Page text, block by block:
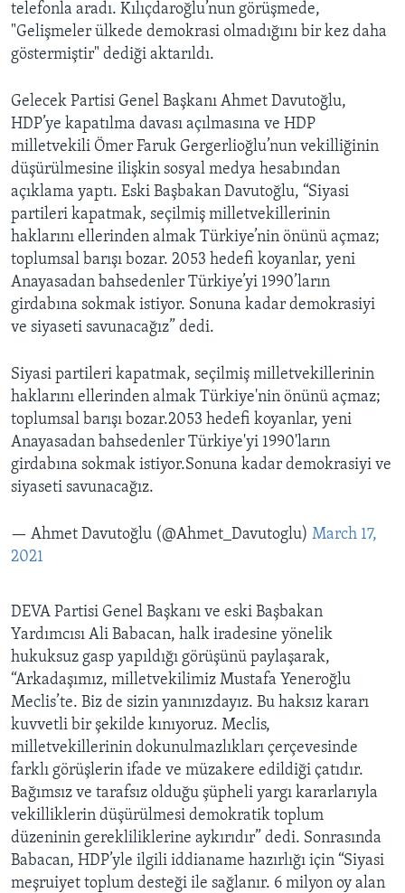
telefonla aradı. Kılıçdaroğlu’nun görüşmede,
"Gelişmeler ülkede demokrasi olmadığını bir kez daha
göstermiştir" dediği aktarıldı.
Gelecek Partisi Genel Başkanı Ahmet Davutoğlu,
HDP’ye kapatılma davası açılmasına ve HDP
milletvekili Ömer Faruk Gergerlioğlu’nun vekilliğinin
düşürülmesine ilişkin sosyal medya hesabından
açıklama yaptı. Eski Başbakan Davutoğlu, “Siyasi
partileri kapatmak, seçilmiş milletvekillerinin
haklarını ellerinden almak Türkiye’nin önünü açmaz;
toplumsal barışı bozar. 2053 hedefi koyanlar, yeni
Anayasadan bahsedenler Türkiye’yi 1990’ların
girdabına sokmak istiyor. Sonuna kadar demokrasiyi
ve siyaseti savunacağız” dedi.
Siyasi partileri kapatmak, seçilmiş milletvekillerinin
haklarını ellerinden almak Türkiye'nin önünü açmaz;
toplumsal barışı bozar.2053 hedefi koyanlar, yeni
Anayasadan bahsedenler Türkiye'yi 1990'ların
girdabına sokmak istiyor.Sonuna kadar demokrasiyi ve
siyaseti savunacağız.
— Ahmet Davutoğlu (@Ahmet_Davutoglu) March 17,
2021
DEVA Partisi Genel Başkanı ve eski Başbakan
Yardımcısı Ali Babacan, halk iradesine yönelik
hukuksuz gasp yapıldığı görüşünü paylaşarak,
“Arkadaşımız, milletvekilimiz Mustafa Yeneroğlu
Meclis’te. Biz de sizin yanınızdayız. Bu haksız kararı
kuvvetli bir şekilde kınıyoruz. Meclis,
milletvekillerinin dokunulmazlıkları çerçevesinde
farklı görüşlerin ifade ve müzakere edildiği çatıdır.
Bağımsız ve tarafsız olduğu şüpheli yargı kararlarıyla
vekilliklerin düşürülmesi demokratik toplum
düzeninin gerekliliklerine aykırıdır” dedi. Sonrasında
Babacan, HDP’yle ilgili iddianame hazırlığı için “Siyasi
meşruiyet toplum desteği ile sağlanır. 6 milyon oy alan